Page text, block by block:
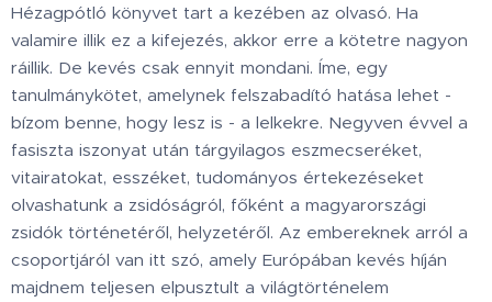
Hézagpótló könyvet tart a kezében az olvasó. Ha
valamire illik ez a kifejezés, akkor erre a kötetre nagyon
ráillik. De kevés csak ennyit mondani. Íme, egy
tanulmánykötet, amelynek felszabadító hatása lehet -
bízom benne, hogy lesz is - a lelkekre. Negyven évvel a
fasiszta iszonyat után tárgyilagos eszmecseréket,
vitairatokat, esszéket, tudományos értekezéseket
olvashatunk a zsidóságról, főként a magyarországi
zsidók történetéről, helyzetéről. Az embereknek arról a
csoportjáról van itt szó, amely Európában kevés híján
majdnem teljesen elpusztult a világtörténelem